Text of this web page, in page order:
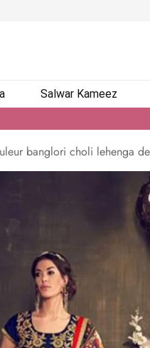
Salwar Kameez
banglori choli lehenga